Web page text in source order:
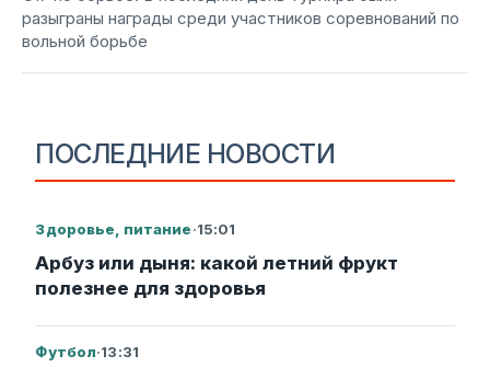
ПОСЛЕДНИЕ НОВОСТИ
Здоровье, питание·15:01
Арбуз или дыня: какой летний фрукт
полезнее для здоровья
Футбол·13:31
разыграны награды среди участников соревнований по
вольной борьбе